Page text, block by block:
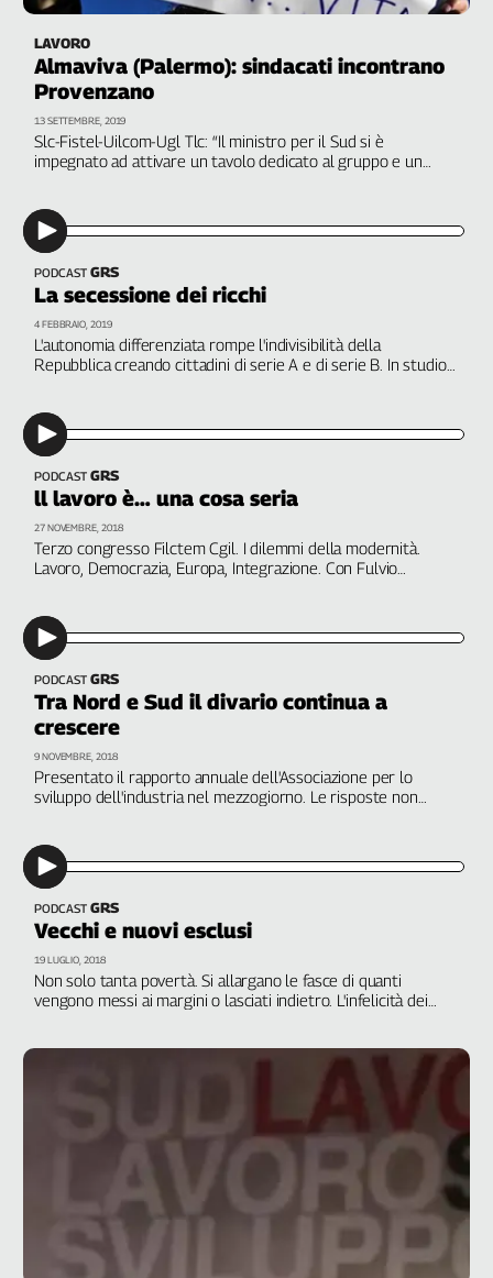
nel
Lavoro
Territori
Abruzzo-
Alto
Adige
Basilicata
Calabria
Emilia-
Romagna
Venezia
Giulia
Lazio
Liguria
Lombardia
Marche
Puglia
Sardegna
Toscana
Trentino
Umbria
Valle
D'Aosta
Archivio
Storico
1955-
2014
Cerca
LAVORO
Almaviva (Palermo): sindacati incontrano
Provenzano
Slc-Fistel-Uilcom-Ugl Tlc: “Il ministro per il Sud si è
impegnato ad attivare un tavolo dedicato al gruppo e un
procedure di licenziamento
13 SETTEMBRE, 2019
PODCAST GRS
La secessione dei ricchi
L'autonomia differenziata rompe l'indivisibilità della
Repubblica creando cittadini di serie A e di serie B. In studio
4 FEBBRAIO, 2019
PODCAST GRS
ll lavoro è… una cosa seria
Terzo congresso Filctem Cgil. I dilemmi della modernità.
Lavoro, Democrazia, Europa, Integrazione. Con Fulvio
Sabella, Think-In
27 NOVEMBRE, 2018
PODCAST GRS
Tra Nord e Sud il divario continua a
crescere
Presentato il rapporto annuale dell'Associazione per lo
sviluppo dell'industria nel mezzogiorno. Le risposte non
9 NOVEMBRE, 2018
PODCAST GRS
Vecchi e nuovi esclusi
Non solo tanta povertà. Si allargano le fasce di quanti
vengono messi ai margini o lasciati indietro. L'infelicità dei
19 LUGLIO, 2018